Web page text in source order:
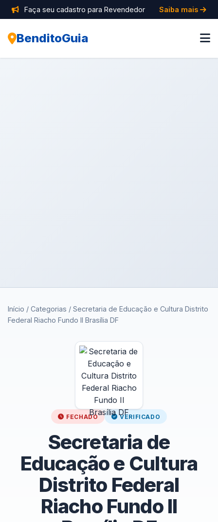
Faça seu cadastro para Revendedor Saiba mais
BenditoGuia
Início / Categorias / Secretaria de Educação e Cultura Distrito
Federal Riacho Fundo II Brasília DF
FECHADO VERIFICADO
Secretaria de
Educação e Cultura
Distrito Federal
Riacho Fundo II